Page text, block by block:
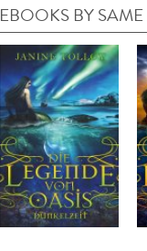
EBOOKS BY